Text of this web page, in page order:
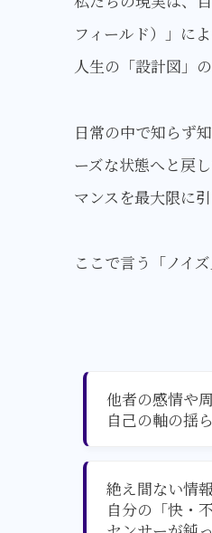
フィールド）」に
人生の「設計図」
日常の中で知らず
ーズな状態へと戻
マンスを最大限に
ここで言う「ノイ
他者の感情や
自己の軸の揺
絶え間ない情
自分の「快・